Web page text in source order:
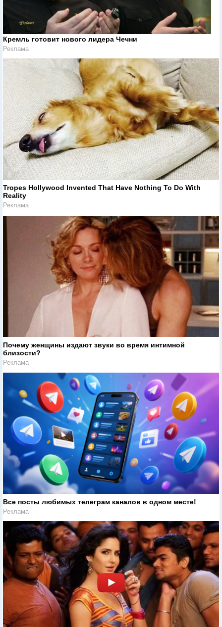
Кремль готовит нового лидера Чечни
Реклама
Tropes Hollywood Invented That Have Nothing To Do With
Reality
Реклама
Почему женщины издают звуки во время интимной
близости?
Реклама
Все посты любимых телеграм каналов в одном месте!
Реклама